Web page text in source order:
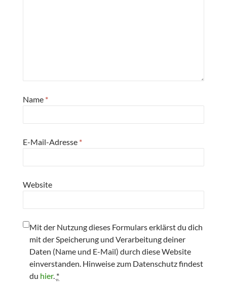
Name *
E-Mail-Adresse *
Website
Mit der Nutzung dieses Formulars erklärst du dich
mit der Speicherung und Verarbeitung deiner
Daten (Name und E-Mail) durch diese Website
einverstanden. Hinweise zum Datenschutz findest
du hier. *